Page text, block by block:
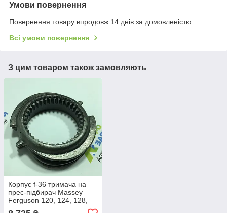
Умови повернення
Повернення товару впродовж 14 днів за домовленістю
Всі умови повернення
З цим товаром також замовляють
Корпус f-36 тримача на
прес-підбирач Massey
Ferguson 120, 124, 128,